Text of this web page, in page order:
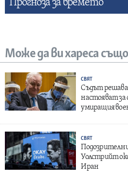
Прогнозa за времето
Може да ви хареса също
СВЯТ
Съдът
настояват за
умиращия
СВЯТ
Подозрителни
Уолстрийт
Иран